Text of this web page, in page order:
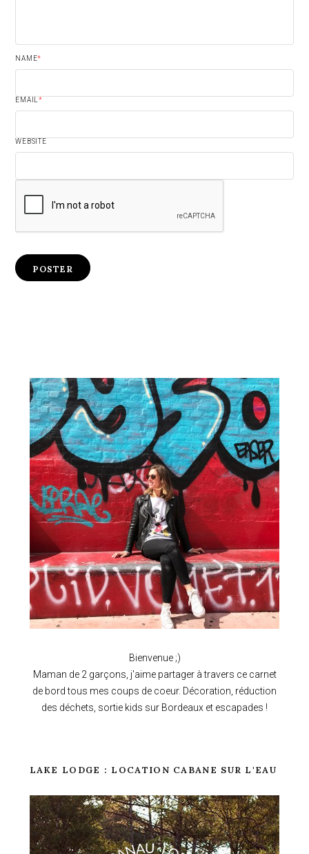
NAME*
EMAIL*
WEBSITE
Bienvenue ;)
Maman de 2 garçons, j'aime partager à travers ce carnet
de bord tous mes coups de coeur. Décoration, réduction
des déchets, sortie kids sur Bordeaux et escapades !
LAKE LODGE : LOCATION CABANE SUR L'EAU